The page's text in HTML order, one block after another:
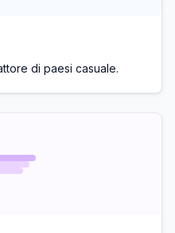
di paesi casuale.